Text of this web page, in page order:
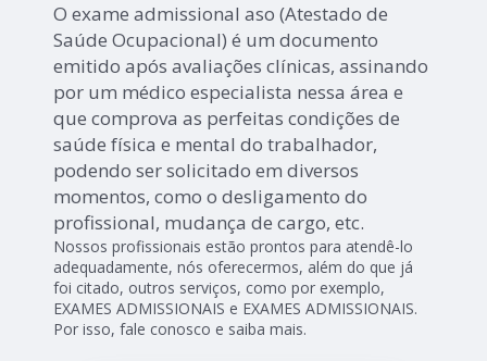
O exame admissional aso (Atestado de
Saúde Ocupacional) é um documento
emitido após avaliações clínicas, assinando
por um médico especialista nessa área e
que comprova as perfeitas condições de
saúde física e mental do trabalhador,
podendo ser solicitado em diversos
momentos, como o desligamento do
profissional, mudança de cargo, etc.
Nossos profissionais estão prontos para atendê-lo
adequadamente, nós oferecermos, além do que já
foi citado, outros serviços, como por exemplo,
EXAMES ADMISSIONAIS e EXAMES ADMISSIONAIS.
Por isso, fale conosco e saiba mais.